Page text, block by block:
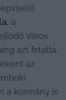
, a
Város
azt firtatta,
az
a kormány is